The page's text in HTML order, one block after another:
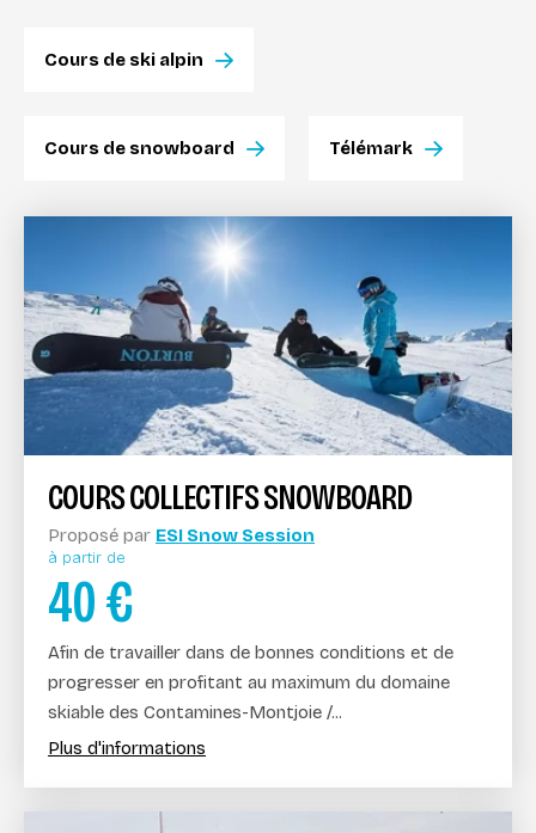
Cours de ski alpin
Cours de snowboard Télémark
COURS COLLECTIFS SNOWBOARD
Proposé par ESI Snow Session
à partir de
40€
Afin de travailler dans de bonnes conditions et de
progresser en profitant au maximum du domaine
skiable des Contamines-Montjoie /...
Plus d'informations